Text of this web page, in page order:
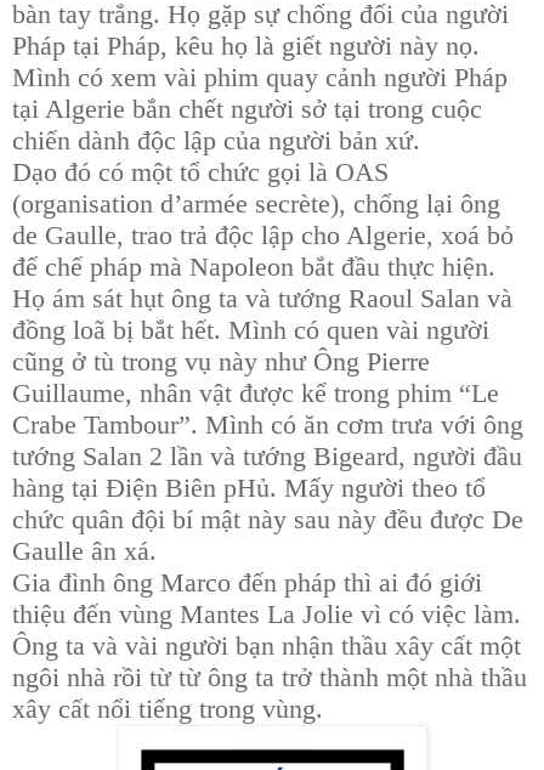
bàn tay trắng. Họ gặp sự chống đối của người
Pháp tại Pháp, kêu họ là giết người này nọ.
Mình có xem vài phim quay cảnh người Pháp
tại Algerie bắn chết người sở tại trong cuộc
chiến dành độc lập của người bản xứ.
Dạo đó có một tổ chức gọi là OAS
(organisation d’armée secrète), chống lại ông
de Gaulle, trao trả độc lập cho Algerie, xoá bỏ
đế chế pháp mà Napoleon bắt đầu thực hiện.
Họ ám sát hụt ông ta và tướng Raoul Salan và
đồng loã bị bắt hết. Mình có quen vài người
cũng ở tù trong vụ này như Ông Pierre
Guillaume, nhân vật được kể trong phim “Le
Crabe Tambour”. Mình có ăn cơm trưa với ông
tướng Salan 2 lần và tướng Bigeard, người đầu
hàng tại Điện Biên pHủ. Mấy người theo tổ
chức quân đội bí mật này sau này đều được De
Gaulle ân xá.
Gia đình ông Marco đến pháp thì ai đó giới
thiệu đến vùng Mantes La Jolie vì có việc làm.
Ông ta và vài người bạn nhận thầu xây cất một
ngôi nhà rồi từ từ ông ta trở thành một nhà thầu
xây cất nổi tiếng trong vùng.